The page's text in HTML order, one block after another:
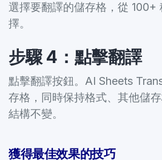
選擇要翻譯的儲存格，從 100+
擇。
步驟 4：點擊翻譯
點擊翻譯按鈕。AI Sheets
存格，同時保持格式、其他儲
結構不變。
獲得最佳效果的技巧